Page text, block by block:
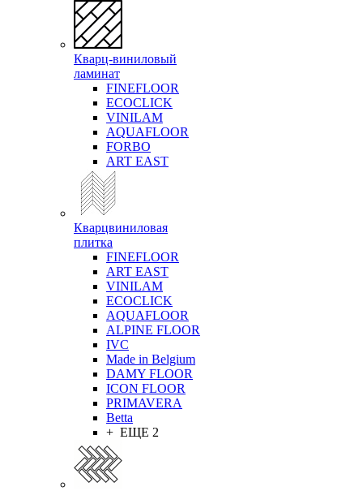
Кварц-виниловый
ламинат
FINEFLOOR
ECOCLICK
VINILAM
AQUAFLOOR
FORBO
ART EAST
Кварцвиниловая
плитка
FINEFLOOR
ART EAST
VINILAM
ECOCLICK
AQUAFLOOR
ALPINE FLOOR
IVC
Made in Belgium
DAMY FLOOR
ICON FLOOR
PRIMAVERA
Betta
+ ЕЩЕ 2